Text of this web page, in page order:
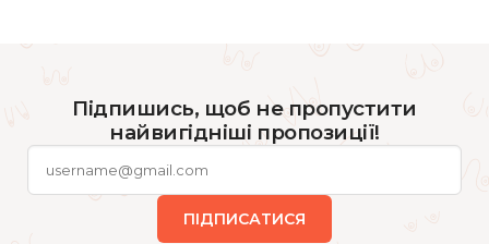
Підпишись, щоб не пропустити
найвигідніші пропозиції!
ПІДПИСАТИСЯ